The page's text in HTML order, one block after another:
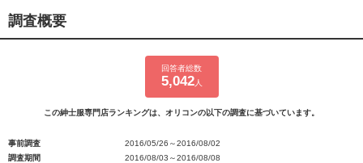
調査概要
回答者総数
5,042人
この紳士服専門店ランキングは、オリコンの以下の調査に基づいています。
事前調査
2016/05/26～2016/08/02
調査期間
2016/08/03～2016/08/08